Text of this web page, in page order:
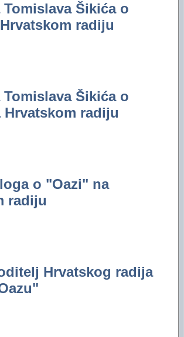
Tomislava Šikića o
radiju
Tomislava Šikića o
Hrvatskom radiju
o "Oazi" na
radiju
Hrvatskog radija